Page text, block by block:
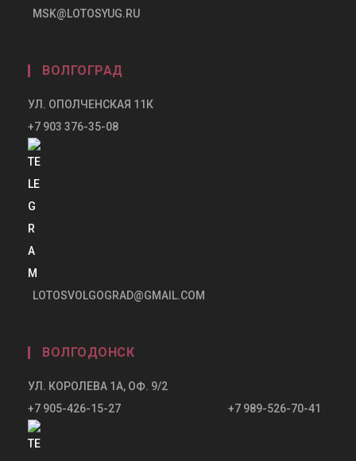
MSK@LOTOSYUG.RU
ВОЛГОГРАД
УЛ. ОПОЛЧЕНСКАЯ 11К
+7 903 376-35-08
LOTOSVOLGOGRAD@GMAIL.COM
ВОЛГОДОНСК
УЛ. КОРОЛЕВА 1А, ОФ. 9/2
+7 905-426-15-27 +7 989-526-70-41